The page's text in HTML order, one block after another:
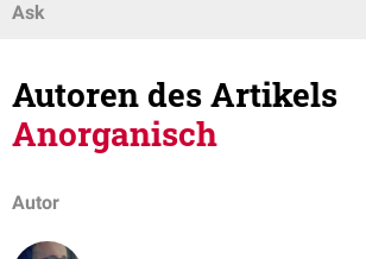
Ask
Autoren des Artikels
Anorganisch
Autor